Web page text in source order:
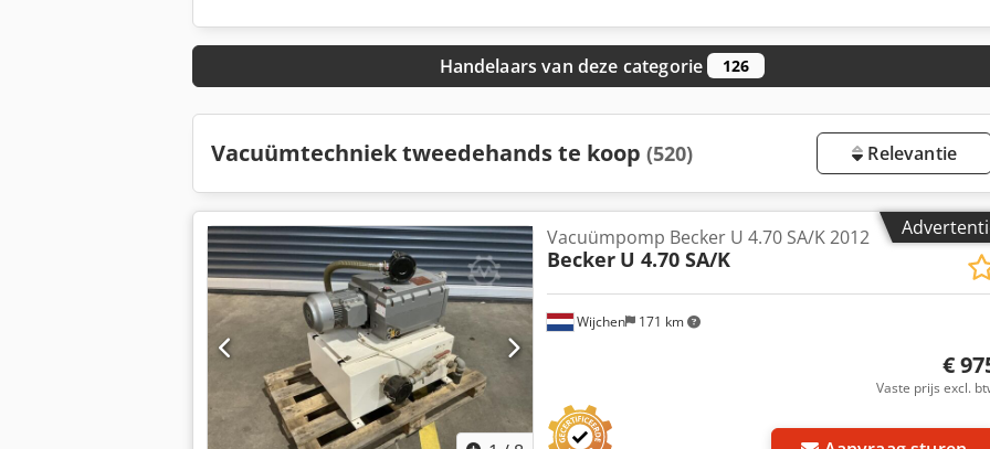
Handelaars van deze categorie 126
Vacuümtechniek tweedehands te koop (520) Relevantie
Wijchen 171 km
Vacuümpomp Becker U 4.70 SA/K 2012
Becker U 4.70 SA/K
€
Vaste prijs excl.